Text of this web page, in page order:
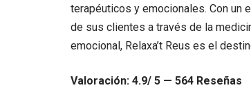
terapéuticos y emocionales. Con un
de sus clientes a través de la
emocional, Relaxa’t Reus es el
Valoración: 4.9/ 5 — 564 Reseñas